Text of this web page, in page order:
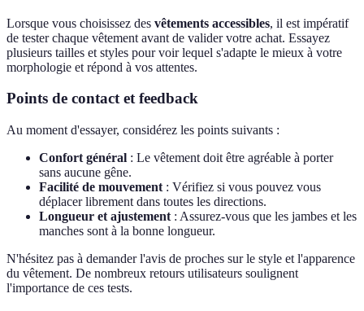
Lorsque vous choisissez des vêtements accessibles, il est impératif
de tester chaque vêtement avant de valider votre achat. Essayez
plusieurs tailles et styles pour voir lequel s'adapte le mieux à votre
morphologie et répond à vos attentes.
Points de contact et feedback
Au moment d'essayer, considérez les points suivants :
Confort général : Le vêtement doit être agréable à porter
sans aucune gêne.
Facilité de mouvement : Vérifiez si vous pouvez vous
déplacer librement dans toutes les directions.
Longueur et ajustement : Assurez-vous que les jambes et les
manches sont à la bonne longueur.
N'hésitez pas à demander l'avis de proches sur le style et l'apparence
du vêtement. De nombreux retours utilisateurs soulignent
l'importance de ces tests.